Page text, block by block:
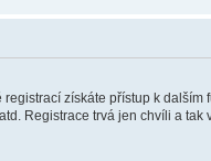
získáte přístup k
Registrace trvá jen chvíli a tak